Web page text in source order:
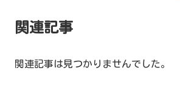
関連記事
関連記事は見つかりませんでした。